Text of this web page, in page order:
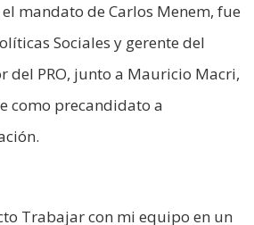
mandato de Carlos Menem, fue
Sociales y gerente del
del PRO, junto a Mauricio Macri,
como precandidato a
Trabajar con mi equipo en un